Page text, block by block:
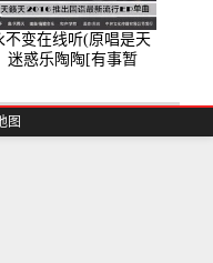
不变在线听(原唱是天
迷惑乐陶陶[有事暂
图